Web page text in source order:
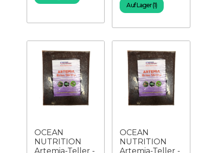
Auf Lager (1)
OCEAN
NUTRITION
Artemia-Teller -
OCEAN
NUTRITION
Artemia-Teller -